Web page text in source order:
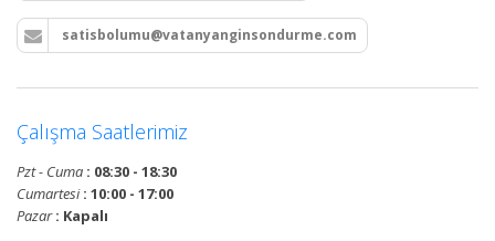
satisbolumu@vatanyanginsondurme.com
Çalışma Saatlerimiz
Pzt - Cuma : 08:30 - 18:30
Cumartesi: 10:00 - 17:00
Pazar: Kapalı